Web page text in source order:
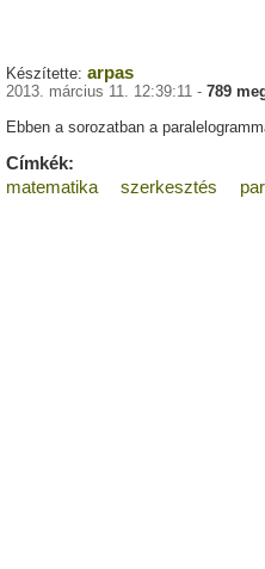
Készítette: arpas
2013. március 11. 12:39:11 - 789
Ebben a sorozatban a
Címkék:
matematika
szerkesztés